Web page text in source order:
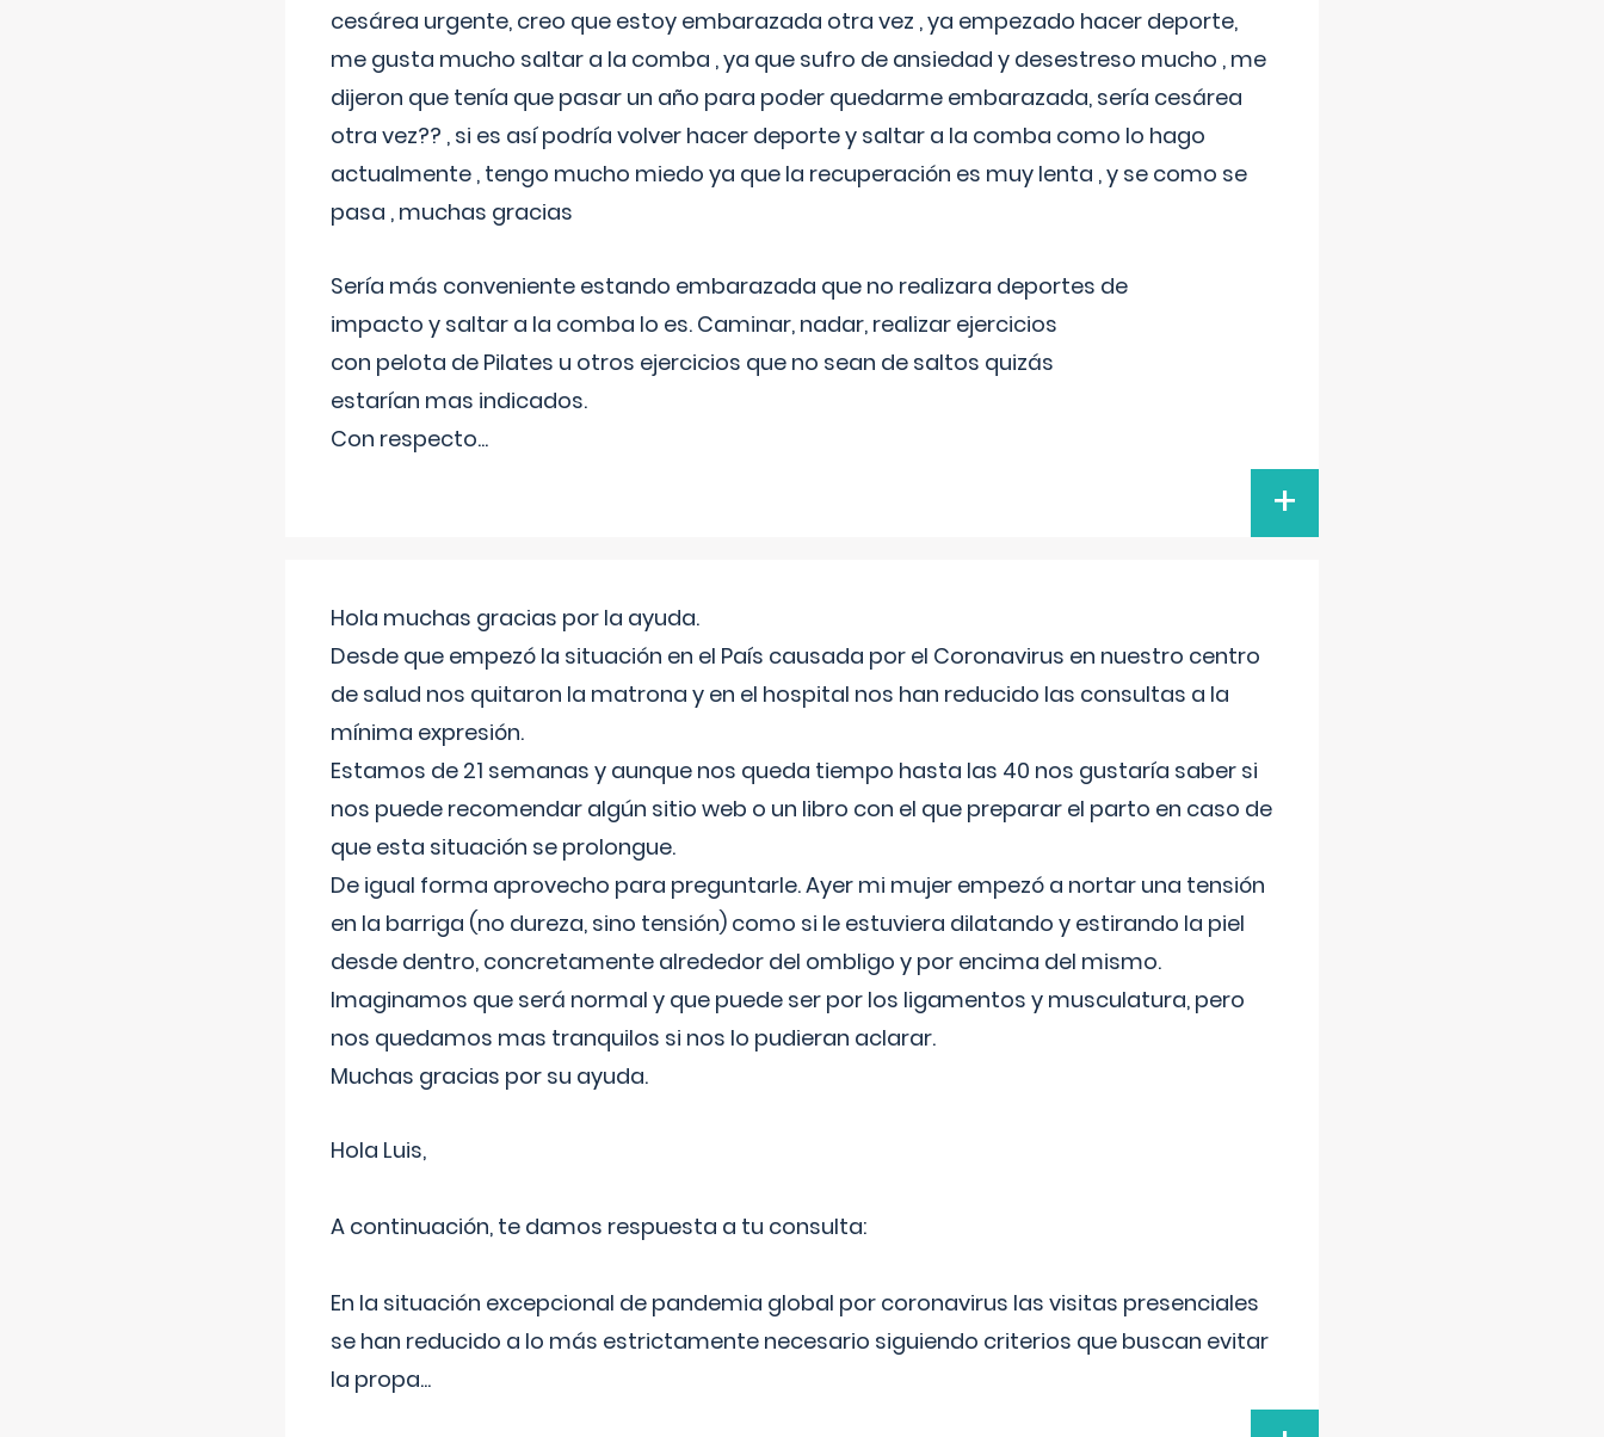
cesárea urgente, creo que estoy embarazada otra vez , ya empezado hacer deporte,
me gusta mucho saltar a la comba , ya que sufro de ansiedad y desestreso mucho , me
dijeron que tenía que pasar un año para poder quedarme embarazada, sería cesárea
otra vez?? , si es así podría volver hacer deporte y saltar a la comba como lo hago
actualmente , tengo mucho miedo ya que la recuperación es muy lenta , y se como se
pasa , muchas gracias
Sería más conveniente estando embarazada que no realizara deportes de
impacto y saltar a la comba lo es. Caminar, nadar, realizar ejercicios
con pelota de Pilates u otros ejercicios que no sean de saltos quizás
estarían mas indicados.
Con respecto...
+
Hola muchas gracias por la ayuda.
Desde que empezó la situación en el País causada por el Coronavirus en nuestro centro
de salud nos quitaron la matrona y en el hospital nos han reducido las consultas a la
mínima expresión.
Estamos de 21 semanas y aunque nos queda tiempo hasta las 40 nos gustaría saber si
nos puede recomendar algún sitio web o un libro con el que preparar el parto en caso de
que esta situación se prolongue.
De igual forma aprovecho para preguntarle. Ayer mi mujer empezó a nortar una tensión
en la barriga (no dureza, sino tensión) como si le estuviera dilatando y estirando la piel
desde dentro, concretamente alrededor del ombligo y por encima del mismo.
Imaginamos que será normal y que puede ser por los ligamentos y musculatura, pero
nos quedamos mas tranquilos si nos lo pudieran aclarar.
Muchas gracias por su ayuda.
Hola Luis,
A continuación, te damos respuesta a tu consulta:
En la situación excepcional de pandemia global por coronavirus las visitas presenciales
se han reducido a lo más estrictamente necesario siguiendo criterios que buscan evitar
la propa...